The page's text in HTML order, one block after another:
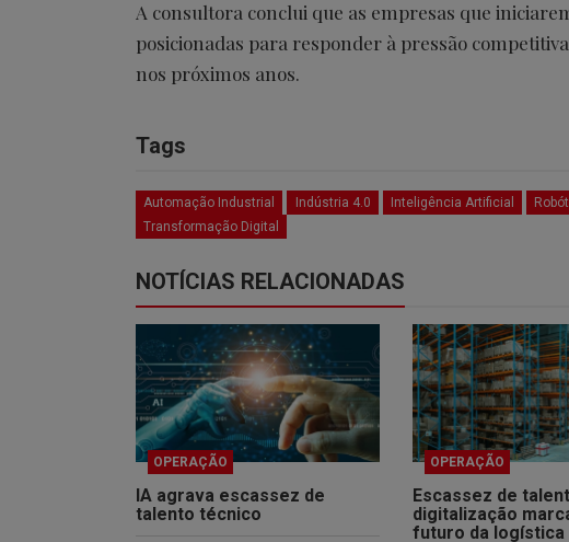
A consultora conclui que as empresas que
posicionadas para responder à pressão
nos próximos anos.
Tags
Automação Industrial Indústria 4.0 Inteligência Artificial
Transformação Digital
NOTÍCIAS RELACIONADAS
OPERAÇÃO
IA agrava escassez de
talento técnico
OPERAÇÃO
Escassez de
digitalização
futuro da logística